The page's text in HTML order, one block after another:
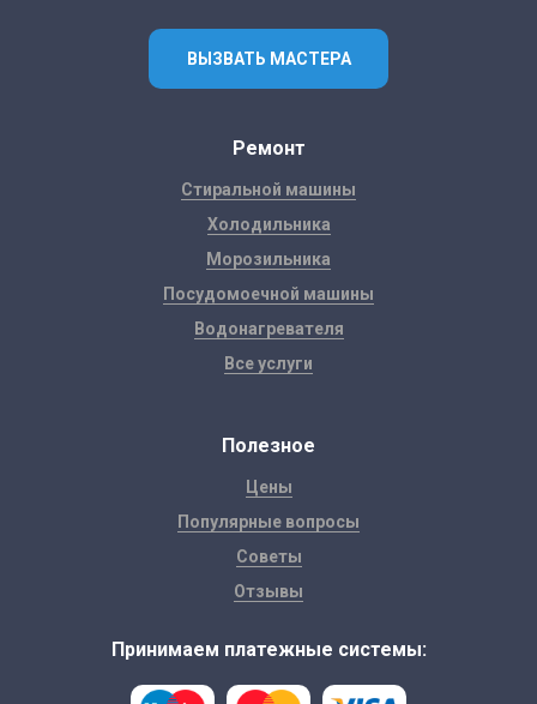
ВЫЗВАТЬ МАСТЕРА
Ремонт
Стиральной машины
Холодильника
Морозильника
Посудомоечной машины
Водонагревателя
Все услуги
Полезное
Цены
Популярные вопросы
Советы
Отзывы
Принимаем платежные системы: